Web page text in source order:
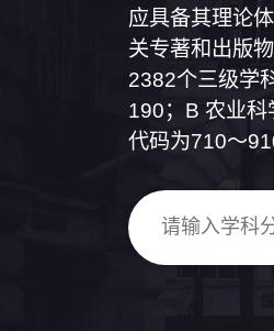
应具备其理论
关专著和出版
2382个三级学
190；B 农业科
代码为710～